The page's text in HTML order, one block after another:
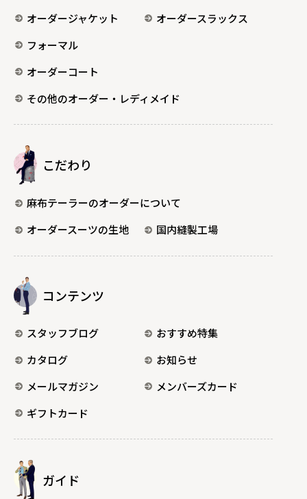
オーダージャケット
オーダースラックス
フォーマル
オーダーコート
その他のオーダー・レディメイド
こだわり
麻布テーラーのオーダーについて
オーダースーツの生地
国内縫製工場
コンテンツ
スタッフブログ
おすすめ特集
カタログ
お知らせ
メールマガジン
メンバーズカード
ギフトカード
ガイド